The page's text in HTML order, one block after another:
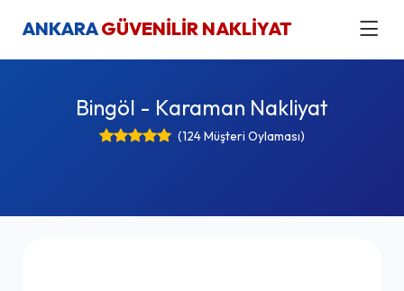
ANKARAGÜVENİLİR NAKLİYAT
Bingöl - Karaman Nakliyat
(124 Müşteri Oylaması)